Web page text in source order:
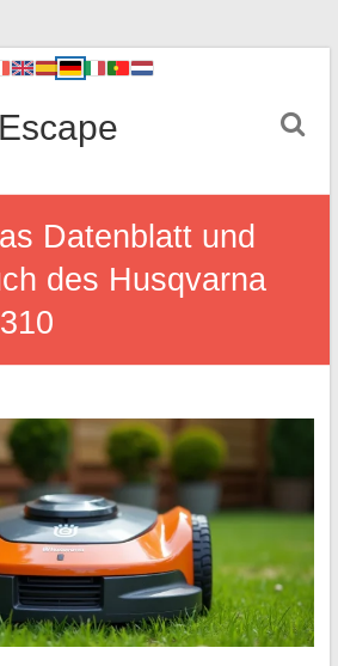
Datenblatt und
des Husqvarna